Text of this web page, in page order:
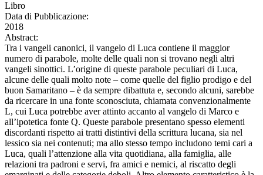
Libro
Data di Pubblicazione:
2018
Abstract:
Tra i vangeli canonici, il vangelo di Luca contiene il maggior
numero di parabole, molte delle quali non si trovano negli altri
vangeli sinottici. L’origine di queste parabole peculiari di Luca,
alcune delle quali molto note ‒ come quelle del figlio prodigo e del
buon Samaritano ‒ è da sempre dibattuta e, secondo alcuni, sarebbe
da ricercare in una fonte sconosciuta, chiamata convenzionalmente
L, cui Luca potrebbe aver attinto accanto al vangelo di Marco e
all’ipotetica fonte Q. Queste parabole presentano spesso elementi
discordanti rispetto ai tratti distintivi della scrittura lucana, sia nel
lessico sia nei contenuti; ma allo stesso tempo includono temi cari a
Luca, quali l’attenzione alla vita quotidiana, alla famiglia, alle
relazioni tra padroni e servi, fra amici e nemici, al riscatto degli